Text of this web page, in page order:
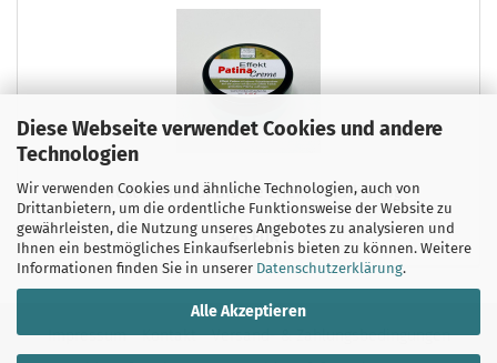
Diese Webseite verwendet Cookies und andere
Technologien
Wir verwenden Cookies und ähnliche Technologien, auch von
Drittanbietern, um die ordentliche Funktionsweise der Website zu
gewährleisten, die Nutzung unseres Angebotes zu analysieren und
Ihnen ein bestmögliches Einkaufserlebnis bieten zu können. Weitere
Informationen finden Sie in unserer Datenschutzerklärung.
Alle Akzeptieren
Effekt Patina für Bronze Effekt in Türkis 50g
5,45 EUR
Impressum Kontakt
Versand- & Zahlungsbedingungen